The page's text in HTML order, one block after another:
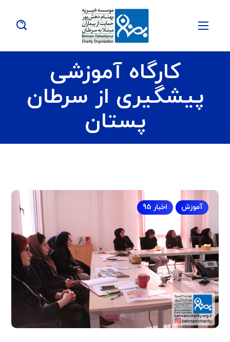
کارگاه آموزشی
پیشگیری از سرطان
پستان
آموزش اخبار 95